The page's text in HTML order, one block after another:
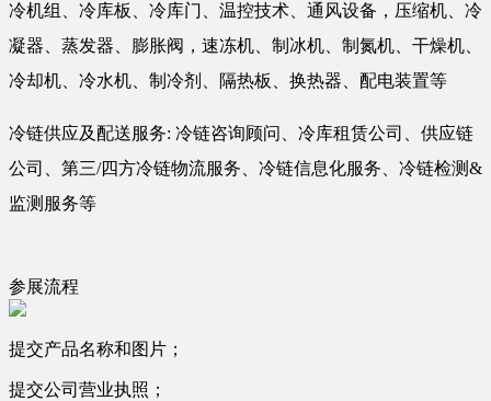
冷机组、冷库板、冷库门、温控技术、通风设备，压缩机、冷
凝器、蒸发器、膨胀阀，速冻机、制冰机、制氮机、干燥机、
冷却机、冷水机、制冷剂、隔热板、换热器、配电装置等
冷链供应及配送服务: 冷链咨询顾问、冷库租赁公司、供应链
公司、第三/四方冷链物流服务、冷链信息化服务、冷链检测&
监测服务等
参展流程
提交产品名称和图片；
提交公司营业执照；